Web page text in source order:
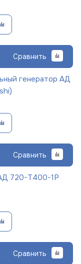
Сравнить
генератор АД
Сравнить
720-Т400-1Р
Сравнить